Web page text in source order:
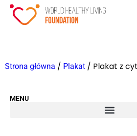
Strona główna / Plakat / Plakat z
MENU